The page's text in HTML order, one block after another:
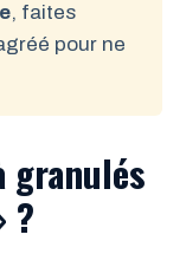
, faites
pour ne
granulés
?